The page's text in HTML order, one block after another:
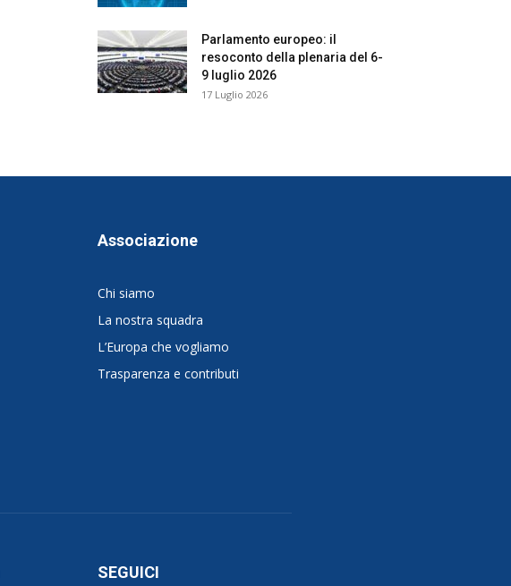
Parlamento europeo: il
resoconto della plenaria del 6-
9 luglio 2026
17 Luglio 2026
Associazione
Chi siamo
La nostra squadra
L’Europa che vogliamo
Trasparenza e contributi
SEGUICI